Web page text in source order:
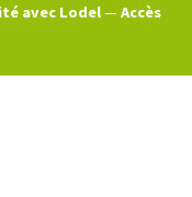
avec Lodel— Accès